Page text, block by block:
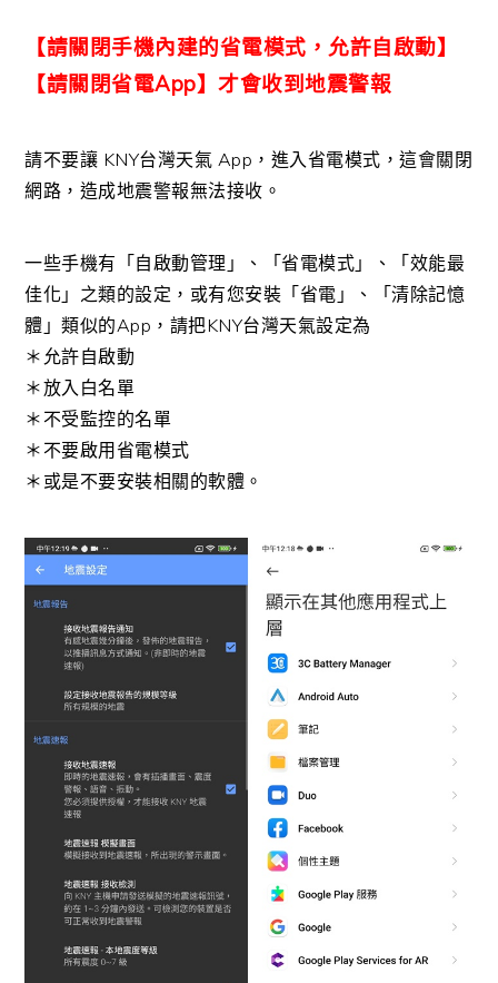
【請關閉手機內建的省電模式，允許自啟動】
【請關閉省電App】才會收到地震警報
請不要讓 KNY台灣天氣 App，進入省電模式，這會關閉
網路，造成地震警報無法接收。
一些手機有「自啟動管理」、「省電模式」、「效能最
佳化」之類的設定，或有您安裝「省電」、「清除記憶
體」類似的App，請把KNY台灣天氣設定為
＊允許自啟動
＊放入白名單
＊不受監控的名單
＊不要啟用省電模式
＊或是不要安裝相關的軟體。